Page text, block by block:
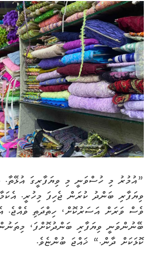
”އުމުރު މި ހުސްވަނީ މި ވިޔަފާރީގަ އުޅޭތާ.
ވިޔަފާރި ބަންދު ކުރަން ޖެހިފަ މިހުރީ.
ވެސް ވަރަށް އަސަރުކޮށް، ހިތްދަތި ވެއްޖެ.
ބޭނުންވަނީ ވިޔަފާރި ބަންދުކޮށްފަ،
ކޮޅަކަށް ދާން.“ ޚައްޖަ ބުންޏެވެ.